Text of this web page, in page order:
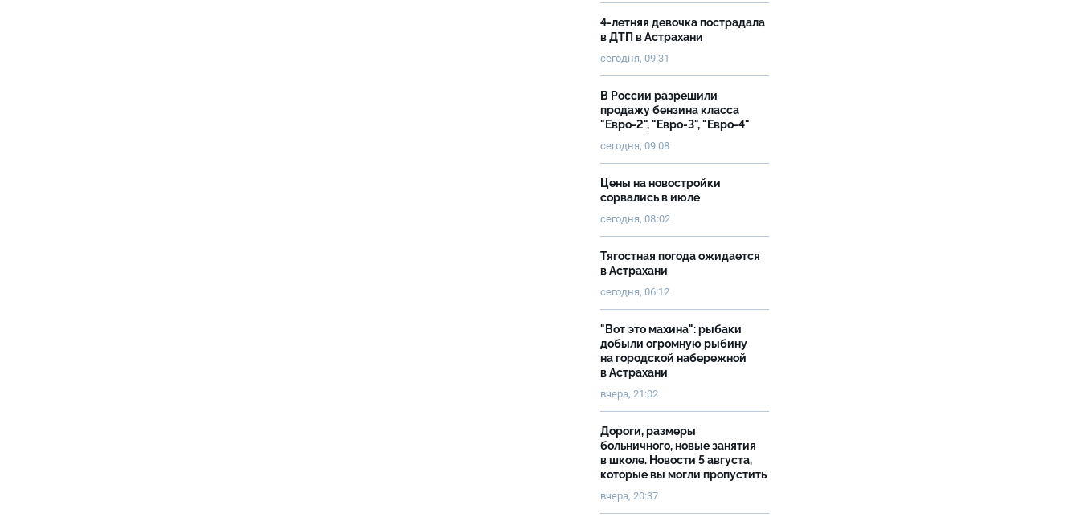
4-летняя девочка пострадала
в ДТП в Астрахани
сегодня, 09:31
В России разрешили
продажу бензина класса
"Евро-2", "Евро-3", "Евро-4"
сегодня, 09:08
Цены на новостройки
сорвались в июле
сегодня, 08:02
Тягостная погода ожидается
в Астрахани
сегодня, 06:12
"Вот это махина": рыбаки
добыли огромную рыбину
на городской набережной
в Астрахани
вчера, 21:02
Дороги, размеры
больничного, новые занятия
в школе. Новости 5 августа,
которые вы могли пропустить
вчера, 20:37